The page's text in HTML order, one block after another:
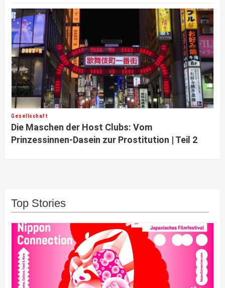
Gesellschaft
Die Maschen der Host Clubs: Vom
Prinzessinnen-Dasein zur Prostitution | Teil 2
Top Stories